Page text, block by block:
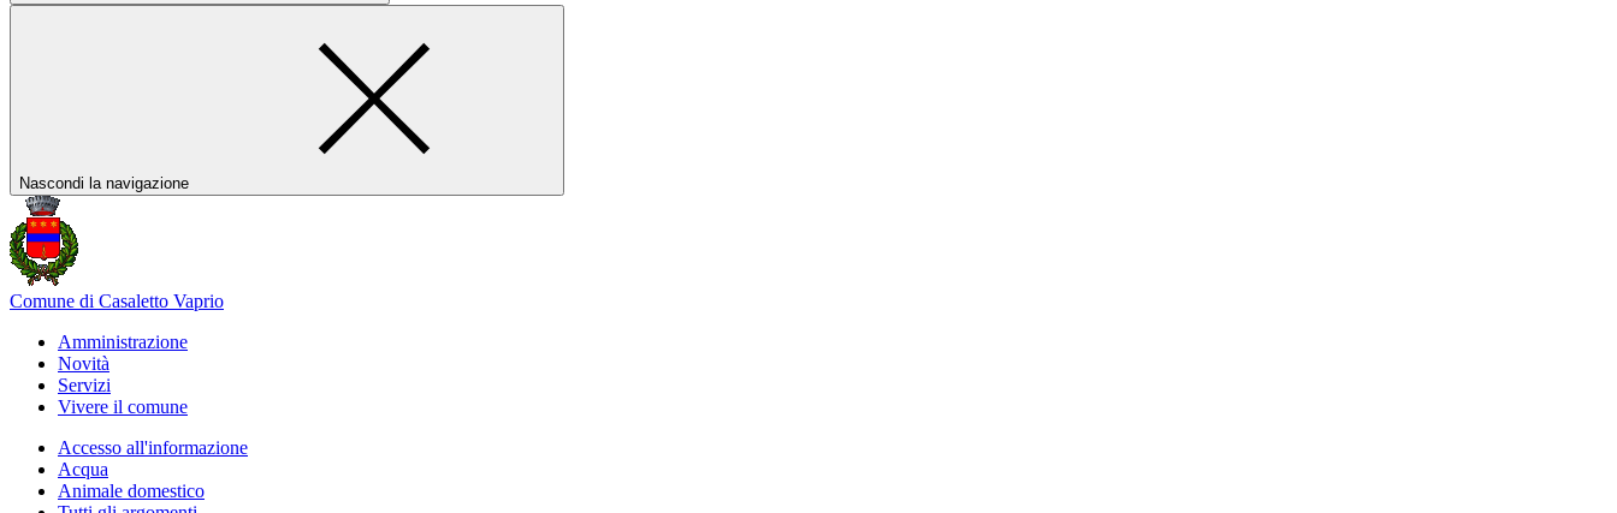
Nascondi la navigazione
Comune di Casaletto Vaprio
Amministrazione
Novità
Servizi
Vivere il comune
Accesso all'informazione
Acqua
Animale domestico